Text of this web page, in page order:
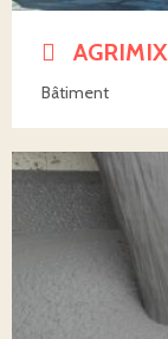
AGRIMIX
Bâtiment